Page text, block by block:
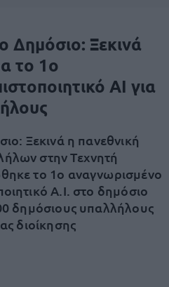
Δημόσιο: Ξεκινά
το 1ο
AI για
Ξεκινά η πανεθνική
στην Τεχνητή
το 1ο αναγνωρισμένο
A.I. στο δημόσιο
δημόσιους υπαλλήλους
διοίκησης